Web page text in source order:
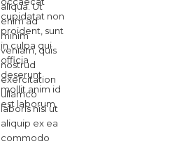
cupidatat non
proident, sunt
in culpa qui
officia
deserunt
mollit anim id
est laborum.
aliqua. Ut
enim ad
minim
veniam, quis
nostrud
exercitation
ullamco
laboris nisi ut
aliquip ex ea
commodo